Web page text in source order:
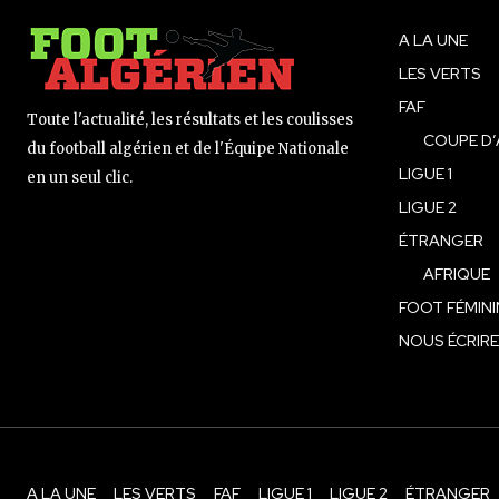
Toute l'actualité, les résultats et les coulisses
du football algérien et de l'Équipe Nationale
en un seul clic.
A LA UNE
LES VERTS
FAF
COUPE
LIGUE 1
LIGUE 2
ÉTRANGER
AFRIQUE
FOOT
NOUS ÉCRIRE
A LA UNE LES VERTS FAF LIGUE 1 LIGUE 2 ÉTRANGER